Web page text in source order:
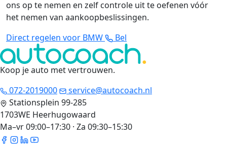
ons op te nemen en zelf controle uit te oefenen vóór
het nemen van aankoopbeslissingen.
Direct regelen voor BMW
Bel
Koop je auto met vertrouwen.
072-2019000
service@autocoach.nl
Stationsplein 99-285
1703WE Heerhugowaard
Ma–vr 09:00–17:30 · Za 09:30–15:30